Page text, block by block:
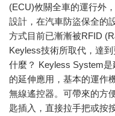
(ECU)攸關全車的運行外
設計，在汽車防盜保全的
方式目前已漸漸被RFID
Keyless技術所取代，達
什麼？ Keyless System
的延伸應用，基本的運作
無線遙控器。可帶來的方
匙插入，直接拉手把或按